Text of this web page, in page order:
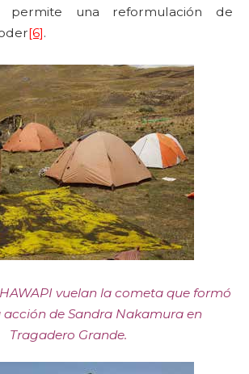
permite una reformulación de
[6].
vuelan la cometa que formó
acción de Sandra Nakamura en
Tragadero Grande.